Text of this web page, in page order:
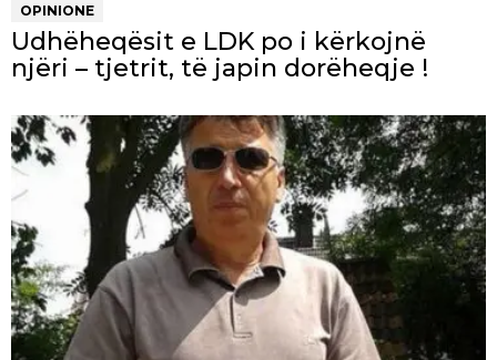
OPINIONE
Udhëheqësit e LDK po i kërkojnë
njëri – tjetrit, të japin dorëheqje !